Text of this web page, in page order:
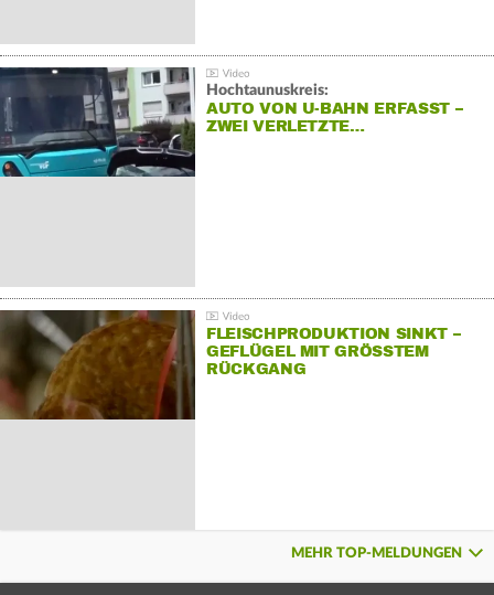
Hochtaunuskreis:
AUTO VON U-BAHN ERFASST –
ZWEI VERLETZTE…
FLEISCHPRODUKTION SINKT –
GEFLÜGEL MIT GRÖSSTEM R
ÜCKGANG
MEHR TOP-MELDUNGEN